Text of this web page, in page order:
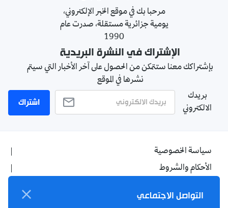
مرحبا بك في موقع الخبر الإلكتروني،
يومية جزائرية مستقلة، صدرت عام
1990
الإشتراك في النشرة البريدية
بإشتراكك معنا ستتمكن من الحصول على آخر الأخبار التي سيتم
نشرها في الموقع
بريدك
الالكتروني
اشتراك
سياسة الخصوصية
الأحكام والشروط
اتصل بنا
التواصل الاجتماعي